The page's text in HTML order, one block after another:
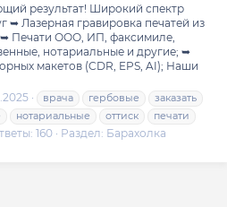
результат! Широкий спектр
➥ Лазерная гравировка печатей из
Печати ООО, ИП, факсимиле,
нотариальные и другие; ➥
макетов (CDR, EPS, AI); Наши
врача гербовые
заказать
нотариальные оттиск
печати
160 Раздел: Барахолка